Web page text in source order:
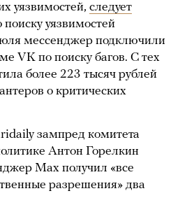
уязвимостей, следует
уязвимостей
мессенджер подключили
VK по поиску багов. С тех
более 223 тысяч рублей
о критических
зампред комитета
Антон Горелкин
Мах получил «все
разрешения» два